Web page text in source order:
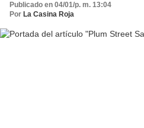
Publicado en 04/01/p. m. 13:04
Por La Casina Roja